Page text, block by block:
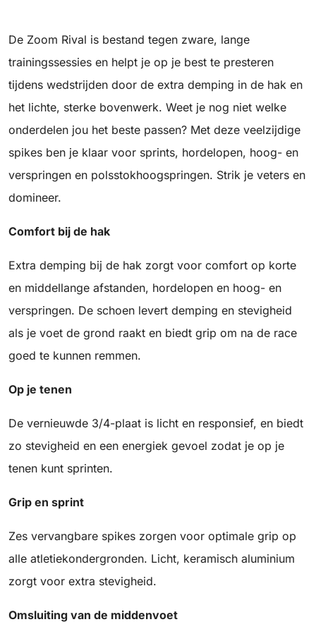
De Zoom Rival is bestand tegen zware, lange
trainingssessies en helpt je op je best te presteren
tijdens wedstrijden door de extra demping in de hak en
het lichte, sterke bovenwerk. Weet je nog niet welke
onderdelen jou het beste passen? Met deze veelzijdige
spikes ben je klaar voor sprints, hordelopen, hoog- en
verspringen en polsstokhoogspringen. Strik je veters en
domineer.
Comfort bij de hak
Extra demping bij de hak zorgt voor comfort op korte
en middellange afstanden, hordelopen en hoog- en
verspringen. De schoen levert demping en stevigheid
als je voet de grond raakt en biedt grip om na de race
goed te kunnen remmen.
Op je tenen
De vernieuwde 3/4-plaat is licht en responsief, en biedt
zo stevigheid en een energiek gevoel zodat je op je
tenen kunt sprinten.
Grip en sprint
Zes vervangbare spikes zorgen voor optimale grip op
alle atletiekondergronden. Licht, keramisch aluminium
zorgt voor extra stevigheid.
Omsluiting van de middenvoet